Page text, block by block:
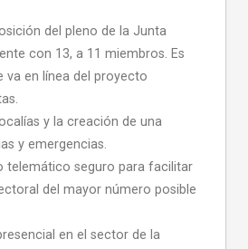
del pleno de la Junta
con 13, a 11 miembros. Es
va en línea del proyecto
y la creación de una
y emergencias.
telemático seguro para facilitar
del mayor número posible
en el sector de la